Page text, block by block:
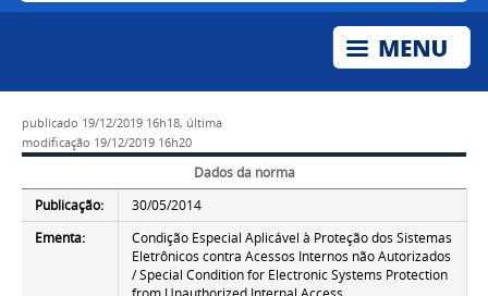
publicado 19/12/2019 16h18, última
modificação 19/12/2019 16h20
Dados da norma
Publicação:
30/05/2014
Ementa:
Condição Especial Aplicável à Proteção dos Sistemas
Eletrônicos contra Acessos Internos não Autorizados
/ Special Condition for Electronic Systems Protection